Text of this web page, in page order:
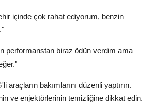
içinde çok rahat ediyorum, benzin
performanstan biraz ödün verdim ama
araçların bakımlarını düzenli yaptırın.
ve enjektörlerinin temizliğine dikkat edin.